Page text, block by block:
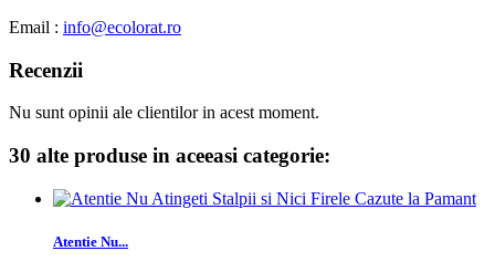
Email : info@ecolorat.ro
Recenzii
Nu sunt opinii ale clientilor in acest moment.
30 alte produse in aceeasi categorie:
Atentie Nu...